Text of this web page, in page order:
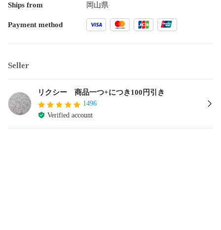
Ships from 岡山県
Payment method
Seller
リクシー 商品一つ+につき100円引き
1496
Verified account